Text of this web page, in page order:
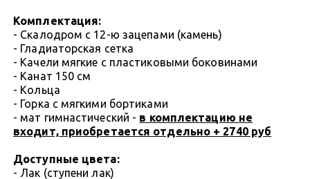
Комплектация:
- Скалодром с 12-ю зацепами (камень)
- Гладиаторская сетка
- Качели мягкие с пластиковыми боковинами
- Канат 150 см
- Кольца
- Горка с мягкими бортиками
- мат гимнастический - в комплектацию не
входит, приобретается отдельно + 2740 руб
Доступные цвета:
- Лак (ступени лак)